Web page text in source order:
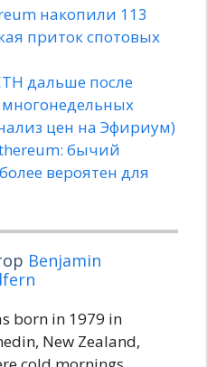
накопили 113
приток спотовых
дальше после
многонедельных
цен на Эфириум)
бычий
вероятен для
Benjamin
born in 1979 in
New Zealand,